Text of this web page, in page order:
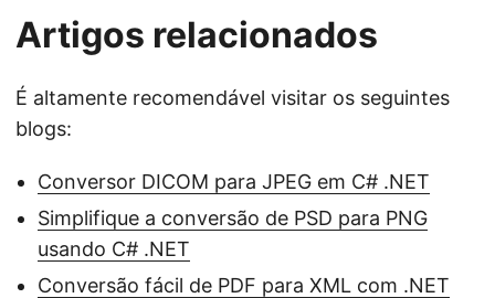
Artigos relacionados
É altamente recomendável visitar os seguintes
blogs:
Conversor DICOM para JPEG em C# .NET
Simplifique a conversão de PSD para PNG
usando C# .NET
Conversão fácil de PDF para XML com .NET